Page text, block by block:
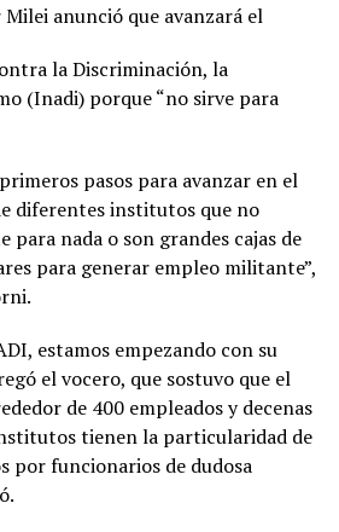
anunció que avanzará el
la Discriminación, la
(Inadi) porque “no sirve para
pasos para avanzar en el
diferentes institutos que no
para nada o son grandes cajas de
para generar empleo militante”,
estamos empezando con su
el vocero, que sostuvo que el
de 400 empleados y decenas
tienen la particularidad de
por funcionarios de dudosa